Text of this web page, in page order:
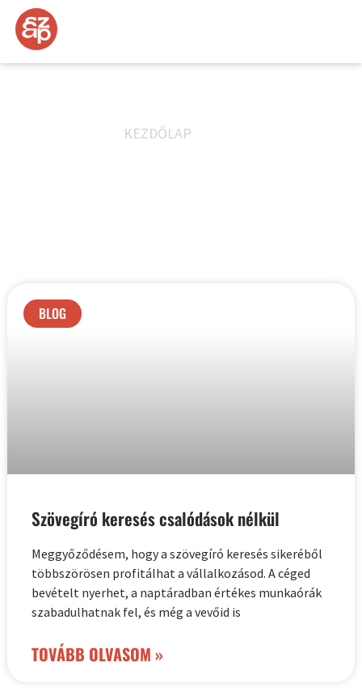
KEZDŐLAP
Blog a szövegírás, a marketing és az online értékesítés
BLOG
Szövegíró keresés csalódások nélkül
Meggyőződésem, hogy a szövegíró keresés sikeréből
többszörösen profitálhat a vállalkozásod. A céged
bevételt nyerhet, a naptáradban értékes munkaórák
szabadulhatnak fel, és még a vevőid is
TOVÁBB OLVASOM »